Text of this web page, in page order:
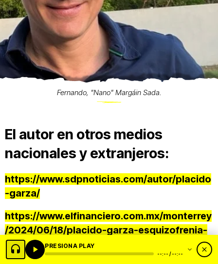
Fernando, "Nano" Margáin Sada.
El autor en otros medios
nacionales y extranjeros:
https://www.sdpnoticias.com/autor/placido
-garza/
https://www.elfinanciero.com.mx/monterrey
/2024/06/18/placido-garza-esquizofrenia-
de-la-economia-mexicana/
PRESIONA PLAY
--:-- / --:--